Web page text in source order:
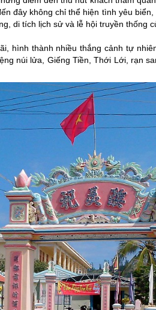
đây không chỉ thể hiện tình yêu
di tích lịch sử và lễ hội truyền thống
hình thành nhiều thắng cảnh tự
núi lửa, Giếng Tiền, Thới Lới, rạn